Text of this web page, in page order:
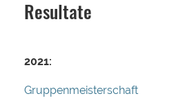
Resultate
2021:
Gruppenmeisterschaft